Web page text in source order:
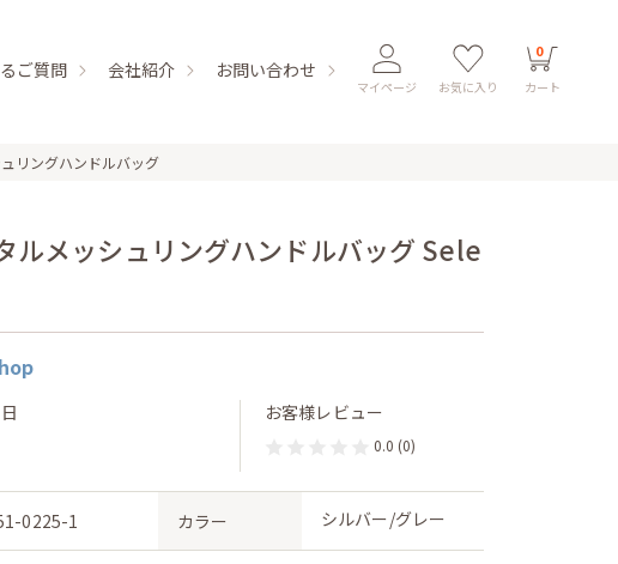
ご質問 会社紹介 お問い合わせ
マイページ お気に入り
0
カート
リングハンドルバッグ
ルメッシュリングハンドルバッグ Sele
お客様レビュー
0.0 (0)
0225-1 カラー シルバー/グレー